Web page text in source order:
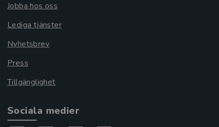
Jobba hos oss
Lediga tjänster
Nyhetsbrev
Press
Tillgänglighet
Sociala medier